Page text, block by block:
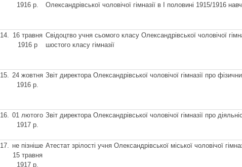
1916 р.
Олександрівської чоловічої гімназії в І половині 1915/1916
14. 16 травня
1916 р
Свідоцтво учня сьомого класу Олександрівської чоловічої
шостого класу гімназії
15. 24 жовтня
1916 р.
Звіт директора Олександрівської чоловічої гімназії про
16. 01 лютого
1917 р.
Звіт директора Олександрівської чоловічої гімназії про
17. не пізніше
15 травня
1917 р.
Атестат зрілості учня Олександрівської міської чоловічої